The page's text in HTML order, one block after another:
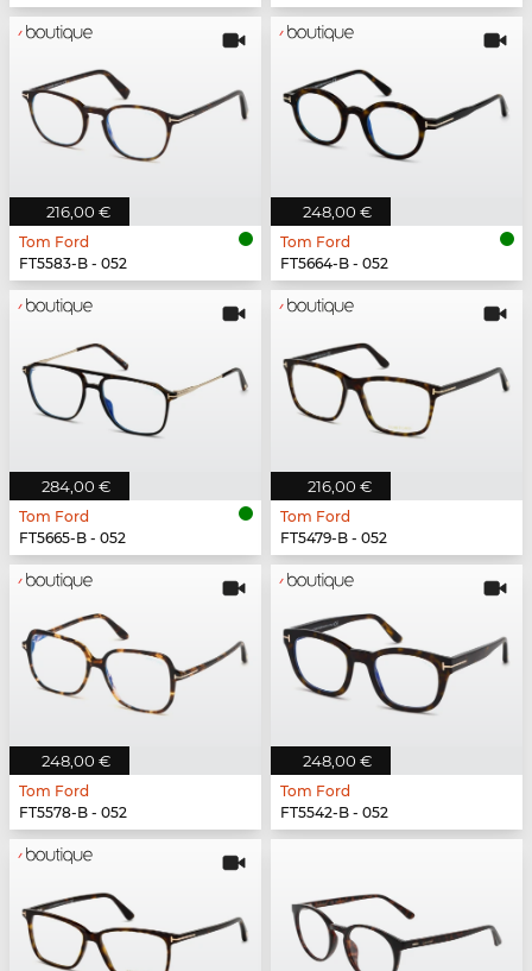
216,00 €
Tom Ford
FT5583-B - 052
248,00 €
Tom Ford
FT5664-B - 052
284,00 €
Tom Ford
FT5665-B - 052
216,00 €
Tom Ford
FT5479-B - 052
248,00 €
Tom Ford
FT5578-B - 052
248,00 €
Tom Ford
FT5542-B - 052